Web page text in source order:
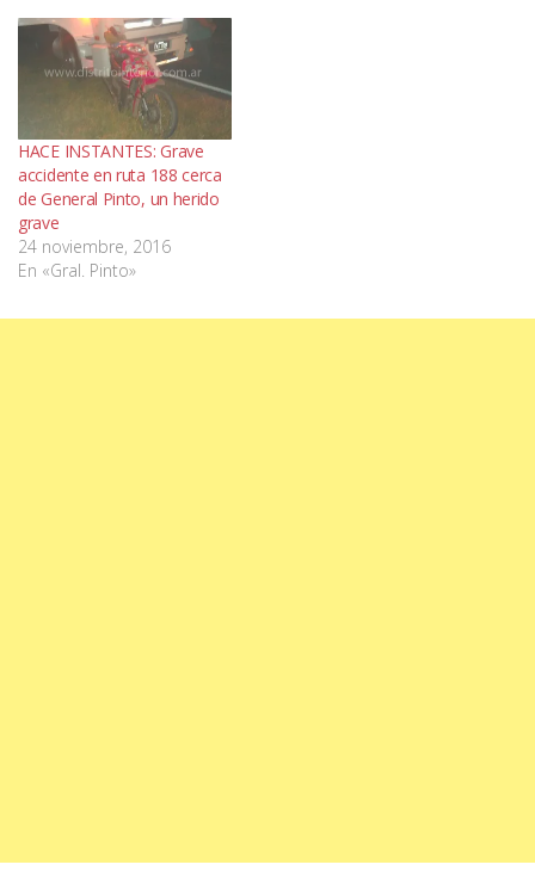
HACE INSTANTES: Grave
accidente en ruta 188 cerca
de General Pinto, un herido
grave
24 noviembre, 2016
En «Gral. Pinto»